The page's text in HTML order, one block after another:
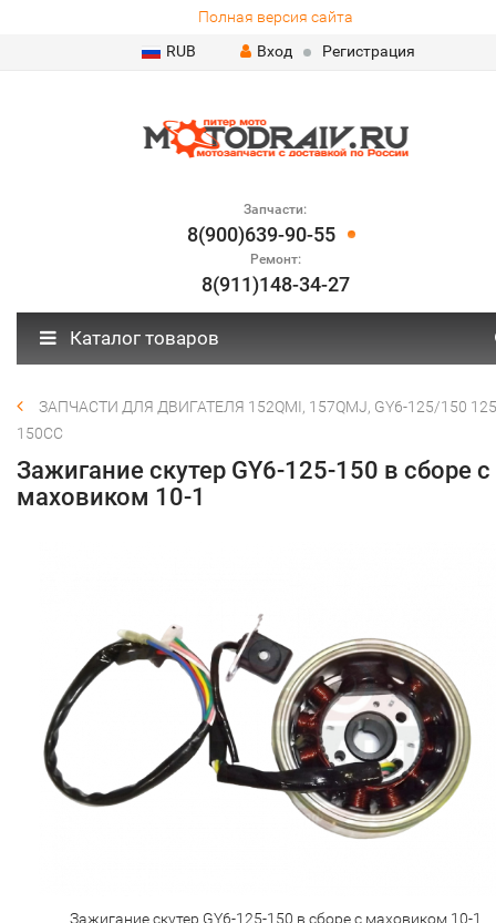
Полная версия сайта
RUB
Вход Регистрация
Запчасти:
8(900)639-90-55
Ремонт:
8(911)148-34-27
Каталог товаров
ЗАПЧАСТИ ДЛЯ ДВИГАТЕЛЯ 152QMI, 157QMJ, GY6-125/150
150СС
Зажигание скутер GY6-125-150 в сборе с
маховиком 10-1
Зажигание скутер GY6-125-150 в сборе с маховиком 10-1